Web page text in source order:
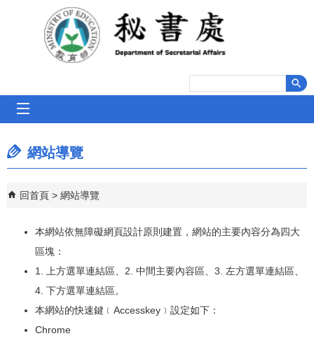
跳到主要內容區塊
網站導覽
回首頁 網站導覽
本網站依無障礙網頁設計原則建置，網站的主要內容分為四大
區塊：
1. 上方選單連結區、2. 中間主要內容區、3. 左方選單連結區、
4. 下方選單連結區。
本網站的快速鍵﹝Accesskey﹞設定如下：
Chrome